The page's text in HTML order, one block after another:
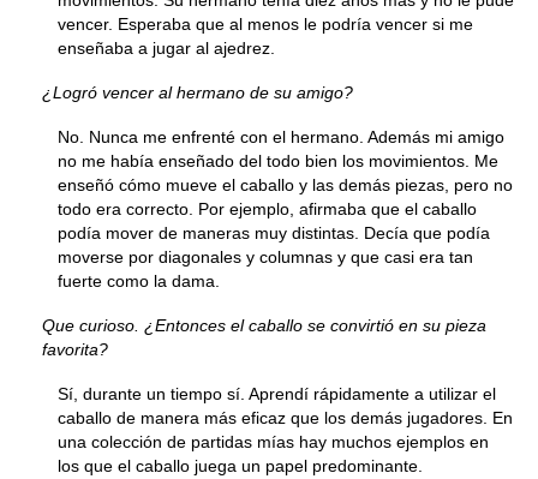
vencer. Esperaba que al menos le podría vencer si me
enseñaba a jugar al ajedrez.
¿Logró vencer al hermano de su amigo?
No. Nunca me enfrenté con el hermano. Además mi amigo
no me había enseñado del todo bien los movimientos. Me
enseñó cómo mueve el caballo y las demás piezas, pero no
todo era correcto. Por ejemplo, afirmaba que el caballo
podía mover de maneras muy distintas. Decía que podía
moverse por diagonales y columnas y que casi era tan
fuerte como la dama.
Que curioso. ¿Entonces el caballo se convirtió en su pieza
favorita?
Sí, durante un tiempo sí. Aprendí rápidamente a utilizar el
caballo de manera más eficaz que los demás jugadores. En
una colección de partidas mías hay muchos ejemplos en
los que el caballo juega un papel predominante.